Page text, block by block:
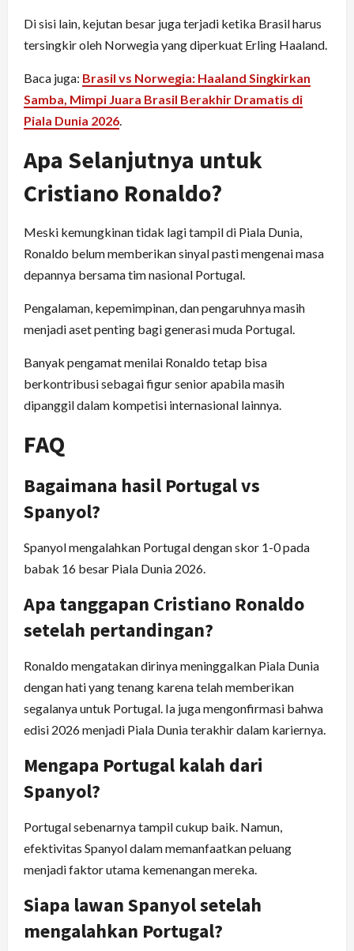
Di sisi lain, kejutan besar juga terjadi ketika Brasil harus
tersingkir oleh Norwegia yang diperkuat Erling Haaland.
Baca juga: Brasil vs Norwegia: Haaland Singkirkan
Samba, Mimpi Juara Brasil Berakhir Dramatis di
Piala Dunia 2026
Apa Selanjutnya untuk
Cristiano Ronaldo?
Meski kemungkinan tidak lagi tampil di Piala Dunia,
Ronaldo belum memberikan sinyal pasti mengenai masa
depannya bersama tim nasional Portugal.
Pengalaman, kepemimpinan, dan pengaruhnya masih
menjadi aset penting bagi generasi muda Portugal.
Banyak pengamat menilai Ronaldo tetap bisa
berkontribusi sebagai figur senior apabila masih
dipanggil dalam kompetisi internasional lainnya.
FAQ
Bagaimana hasil Portugal vs
Spanyol?
Spanyol mengalahkan Portugal dengan skor 1-0 pada
babak 16 besar Piala Dunia 2026.
Apa tanggapan Cristiano Ronaldo
setelah pertandingan?
Ronaldo mengatakan dirinya meninggalkan Piala Dunia
dengan hati yang tenang karena telah memberikan
segalanya untuk Portugal. Ia juga mengonfirmasi bahwa
edisi 2026 menjadi Piala Dunia terakhir dalam kariernya.
Mengapa Portugal kalah dari
Spanyol?
Portugal sebenarnya tampil cukup baik. Namun,
efektivitas Spanyol dalam memanfaatkan peluang
menjadi faktor utama kemenangan mereka.
Siapa lawan Spanyol setelah
mengalahkan Portugal?